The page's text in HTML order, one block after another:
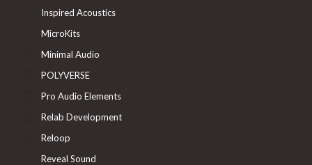
Inspired Acoustics
MicroKits
Minimal Audio
POLYVERSE
Pro Audio Elements
Relab Development
Reloop
Reveal Sound